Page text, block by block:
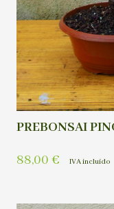
PREBONSAI
88,00 € IVA incluído